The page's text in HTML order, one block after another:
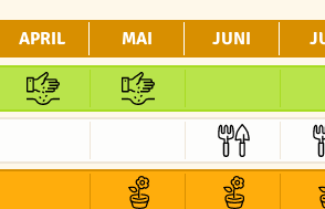
APRIL MAI JUNI